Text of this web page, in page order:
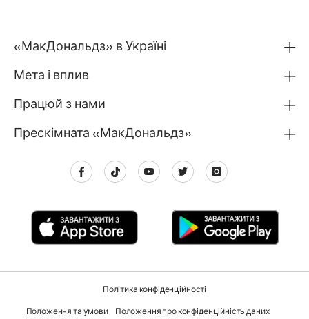
«МакДональдз» в Україні
Мета і вплив
Працюй з нами
Прескімната «МакДональдз»
Політика конфіденційності
Положення та умови Положення про конфіденційність даних